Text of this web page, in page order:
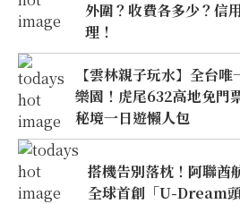
外圍？收費各多少？信
理！
【雲林親子玩水】全台
樂園！虎尾632高地免門
秘境一日遊懶人包
搭機告別落枕！阿聯酋
全球首創「U-Dream